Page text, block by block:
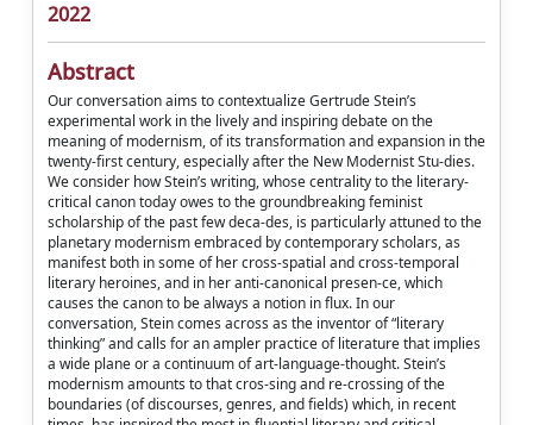
2022
Abstract
Our conversation aims to contextualize Gertrude Stein’s
experimental work in the lively and inspiring debate on the
meaning of modernism, of its transformation and expansion in the
twenty-first century, especially after the New Modernist Stu-dies.
We consider how Stein’s writing, whose centrality to the literary-
critical canon today owes to the groundbreaking feminist
scholarship of the past few deca-des, is particularly attuned to the
planetary modernism embraced by contemporary scholars, as
manifest both in some of her cross-spatial and cross-temporal
literary heroines, and in her anti-canonical presen-ce, which
causes the canon to be always a notion in flux. In our
conversation, Stein comes across as the inventor of “literary
thinking” and calls for an ampler practice of literature that implies
a wide plane or a continuum of art-language-thought. Stein’s
modernism amounts to that cros-sing and re-crossing of the
boundaries (of discourses, genres, and fields) which, in recent